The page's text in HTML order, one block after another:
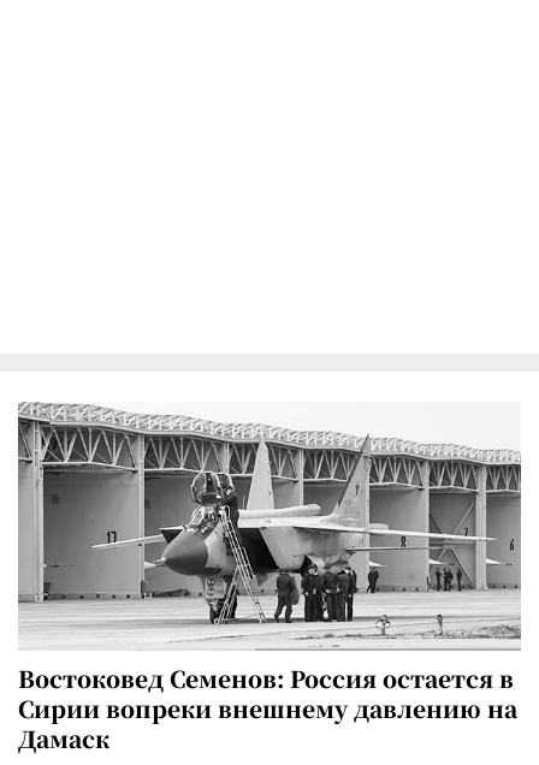
Востоковед Семенов: Россия остается в
Сирии вопреки внешнему давлению на
Дамаск